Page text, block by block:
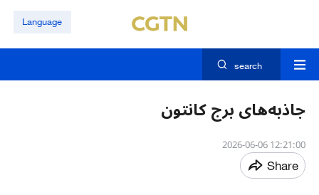
Language
search
جاذبه‌های برج کانتون
12:21:00 2026-06-06
Share